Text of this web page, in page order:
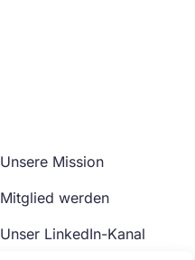
Unsere Mission
Mitglied werden
Unser LinkedIn-Kanal